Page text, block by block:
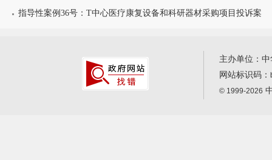
指导性案例36号：T中心医疗康复设备和科研器材采购项目投诉案
主办单位：
网站标识码：
© 1999-2026